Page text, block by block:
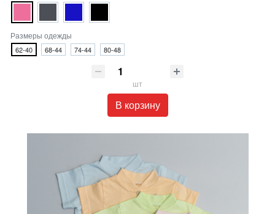
Размеры одежды
62-40 68-44 74-44 80-48
шт
В корзину